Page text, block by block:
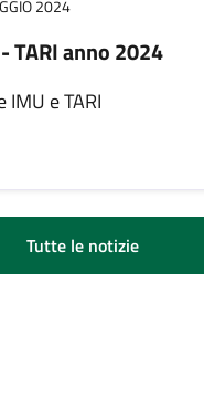
2024
TARI anno 2024
e TARI
Tutte le notizie